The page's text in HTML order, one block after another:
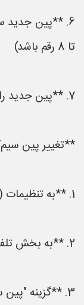
تا 8 رقم باشد)
7. **پین جدید را دوباره وارد کنید تا تایید شود.**
**تغییر پین
1. **به تنظیمات (Settings) گوشی بروید.**
2. **به بخش تلفن (Phone) بروید.**
3. **گزینه "پین سیم‌کارت" (SIM PIN) را انتخاب کنید.**